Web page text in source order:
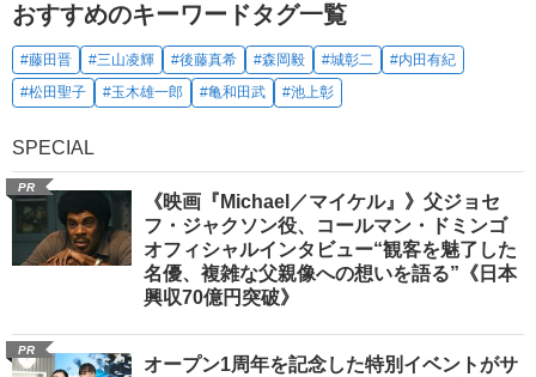
おすすめのキーワードタグ一覧
#藤田晋 #三山凌輝 #後藤真希 #森岡毅 #城彰二
#内田有紀
#松田聖子
#玉木雄一郎 #亀和田武 #池上彰
SPECIAL
PR
《映画『Michael／マイケル』》父ジョセ
フ・ジャクソン役、コールマン・ドミンゴ
オフィシャルインタビュー“観客を魅了した
名優、複雑な父親像への想いを語る”《日本
興収70億円突破》
PR
オープン1周年を記念した特別イベントがサ